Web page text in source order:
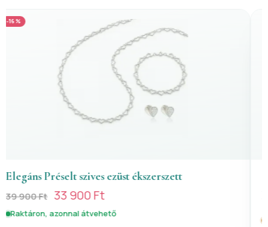
(1)
Button apró fehér köves ezüst ékszerszett
Jelenleg nincs raktáron